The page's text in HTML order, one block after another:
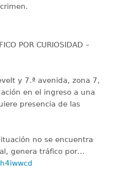
POR CURIOSIDAD –
y 7.ª avenida, zona 7,
en el ingreso a una
presencia de las
no se encuentra
genera tráfico por…